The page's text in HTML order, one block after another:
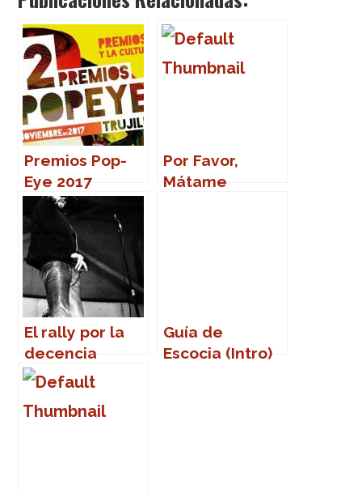
Premios Pop-
Eye 2017
Por Favor,
Mátame
El rally por la
decencia
Guía de
Escocia (Intro)